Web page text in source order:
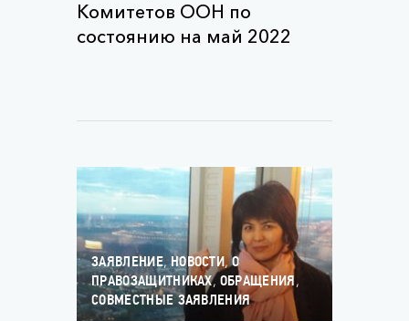
Комитетов ООН по
состоянию на май 2022
ЗАЯВЛЕНИЕ,НОВОСТИ,О
ПРАВОЗАЩИТНИКАХ, ОБРАЩЕНИЯ,
СОВМЕСТНЫЕ ЗАЯВЛЕНИЯ